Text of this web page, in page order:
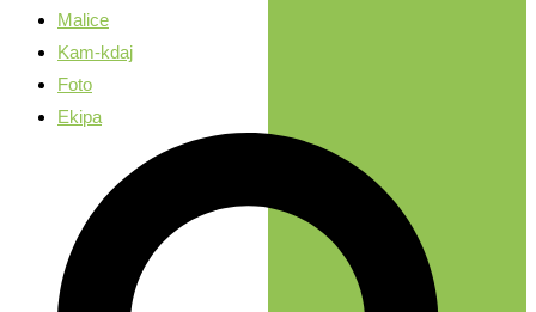
Malice
Kam-kdaj
Foto
Ekipa